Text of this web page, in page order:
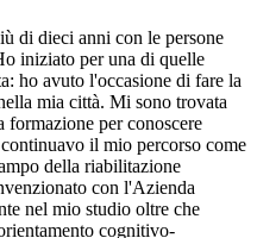
di dieci anni con le persone
iniziato per una di quelle
ho avuto l'occasione di fare la
mia città. Mi sono trovata
per conoscere
il mio percorso come
della riabilitazione
con l'Azienda
nel mio studio oltre che
cognitivo-